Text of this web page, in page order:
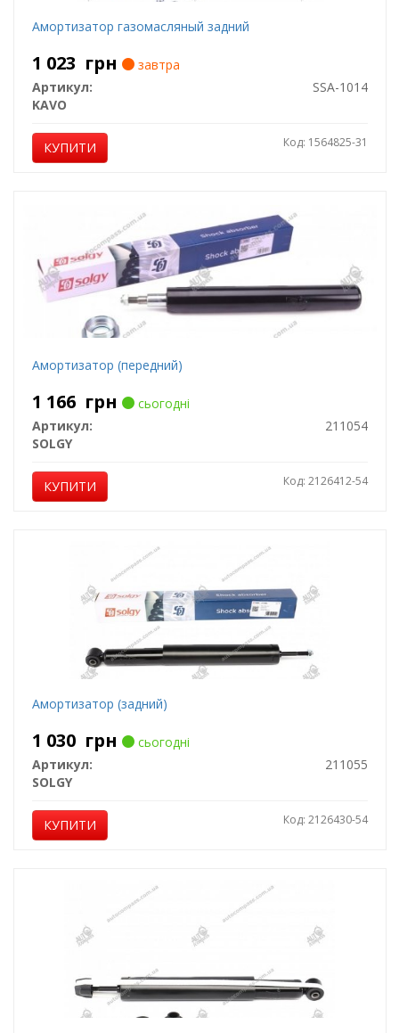
Амортизатор газомасляный задний
1 023 грн
завтра
Артикул:
SSA-1014
KAVO
КУПИТИ Код: 1564825-31
Амортизатор (передний)
1 166 грн
сьогодні
Артикул:
211054
SOLGY
КУПИТИ Код: 2126412-54
Амортизатор (задний)
1 030 грн
сьогодні
Артикул:
211055
SOLGY
КУПИТИ Код: 2126430-54